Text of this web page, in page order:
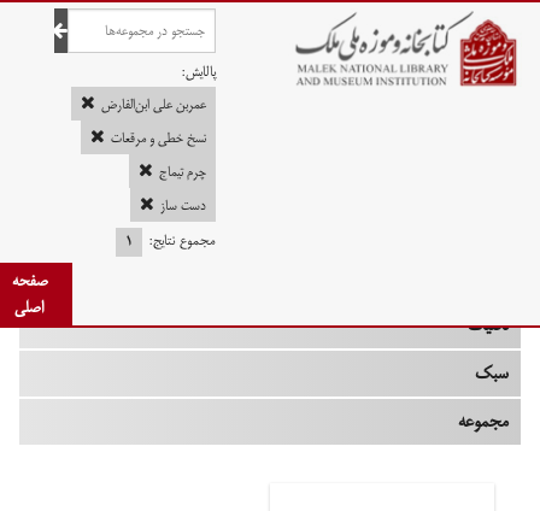
صفحه اصلی
پالایش:
عمربن علی ابن‌الفارض
نسخ خطی و مرقعات
چرم تیماج
دست ساز
مجموع نتایج:
۱
صفحه
اصلی
تکنیک
سبک
مجموعه